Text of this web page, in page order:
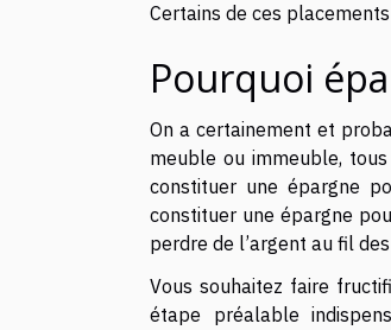
Certains de ces
Pourquoi
On a certainement et
meuble ou immeuble,
constituer une épargne
constituer une épargne
perdre de l’argent au fil
Vous souhaitez faire
étape préalable